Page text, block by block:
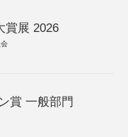
賞展 2026
賞 一般部門